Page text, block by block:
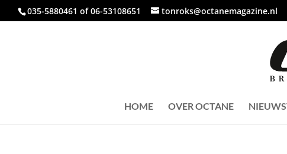
035-5880461 of 06-53108651 tonroks@octanemagazine.nl
HOME OVER OCTANE